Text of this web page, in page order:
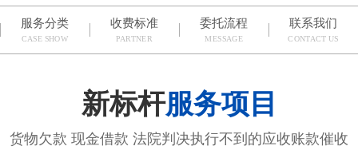
服务分类
CASE SHOW
收费标准
PARTNER
委托流程
MESSAGE
联系我们
CONTACT US
新标杆服务项目
货物欠款 现金借款 法院判决执行不到的应收账款催收